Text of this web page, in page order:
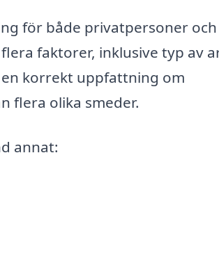
för både privatpersoner och
faktorer, inklusive typ av
korrekt uppfattning om
flera olika smeder.
annat: